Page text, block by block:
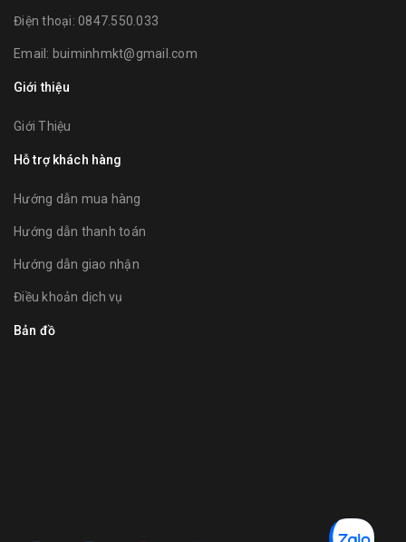
Điện thoại: 0847.550.033
Email: buiminhmkt@gmail.com
Giới thiệu
Giới Thiệu
Hỗ trợ khách hàng
Hướng dẫn mua hàng
Hướng dẫn thanh toán
Hướng dẫn giao nhận
Điều khoản dịch vụ
Bản đồ